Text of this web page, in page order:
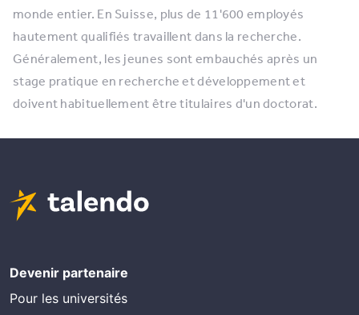
monde entier. En Suisse, plus de 11'600 employés
hautement qualifiés travaillent dans la recherche.
Généralement, les jeunes sont embauchés après un
stage pratique en recherche et développement et
doivent habituellement être titulaires d'un doctorat.
Devenir partenaire
Pour les universités